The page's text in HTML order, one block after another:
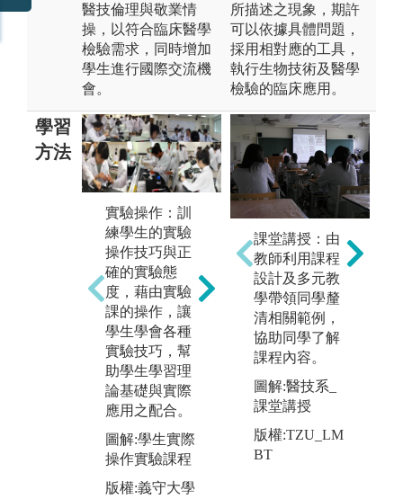
醫技倫理與敬業情
操，以符合臨床醫學
檢驗需求，同時增加
學生進行國際交流機
會。
所描述之現象，期許
可以依據具體問題，
採用相對應的工具，
執行生物技術及醫學
檢驗的臨床應用。
學習
方法
實驗操作：訓
練學生的實驗
操作技巧與正
確的實驗態
度，藉由實驗
課的操作，讓
學生學會各種
實驗技巧，幫
助學生學習理
論基礎與實際
應用之配合。
圖解:學生實際
操作實驗課程
版權:義守大學
小組討論：讓
學生藉由分組
進行主題討論
的方式，學習
生物醫技相關
領域概念與知
識，並且學會
資料收集整
際參與口頭報
告與主題討論
的經驗，讓同
學可以更全面
課堂講授：由
教師利用課程
設計及多元教
學帶領同學釐
清相關範例，
協助同學了解
課程內容。
圖解:醫技系_
課堂講授
版權:TZU_LM
BT